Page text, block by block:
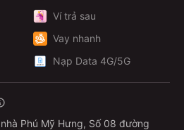
Ví trả sau
Vay nhanh
Nạp Data 4G/5G
Phú Mỹ Hưng, Số 08 đường